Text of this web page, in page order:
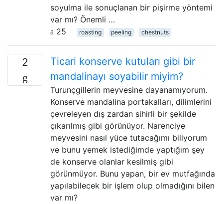
soyulma ile sonuçlanan bir pişirme yöntemi
var mı? Önemli …
25
roasting peeling chestnuts
2
Ticari konserve kutuları gibi bir
mandalinayı soyabilir miyim?
Turunçgillerin meyvesine dayanamıyorum.
Konserve mandalina portakalları, dilimlerini
çevreleyen dış zardan sihirli bir şekilde
çıkarılmış gibi görünüyor. Narenciye
meyvesini nasıl yüce tutacağımı biliyorum
ve bunu yemek istediğimde yaptığım şey
de konserve olanlar kesilmiş gibi
görünmüyor. Bunu yapan, bir ev mutfağında
yapılabilecek bir işlem olup olmadığını bilen
var mı?